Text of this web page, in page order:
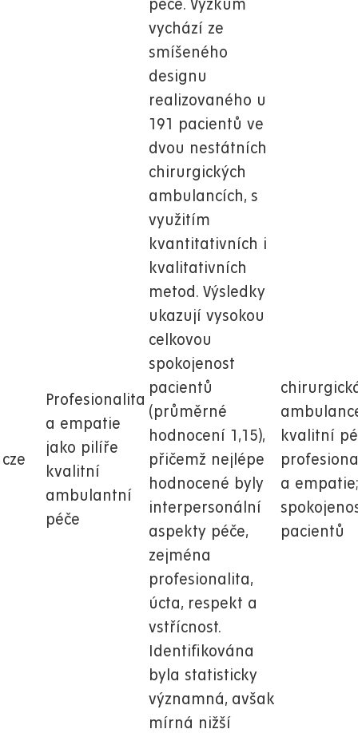
cze
Profesionalita
a empatie
jako pilíře
kvalitní
ambulantní
péče
péče. Výzkum
vychází ze
smíšeného
designu
realizovaného u
191 pacientů ve
dvou nestátních
chirurgických
ambulancích, s
využitím
kvantitativních i
kvalitativních
metod. Výsledky
ukazují vysokou
celkovou
spokojenost
pacientů
(průměrné
hodnocení 1,15),
přičemž nejlépe
hodnocené byly
interpersonální
aspekty péče,
zejména
profesionalita,
úcta, respekt a
vstřícnost.
Identifikována
byla statisticky
významná, avšak
mírná nižší
kvalitní
a empatie;
pacientů